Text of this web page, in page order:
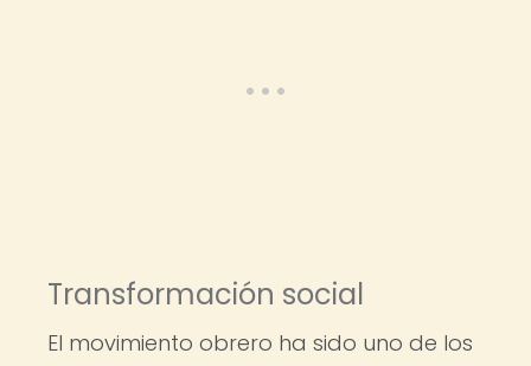
Transformación social
El movimiento obrero ha sido uno de los